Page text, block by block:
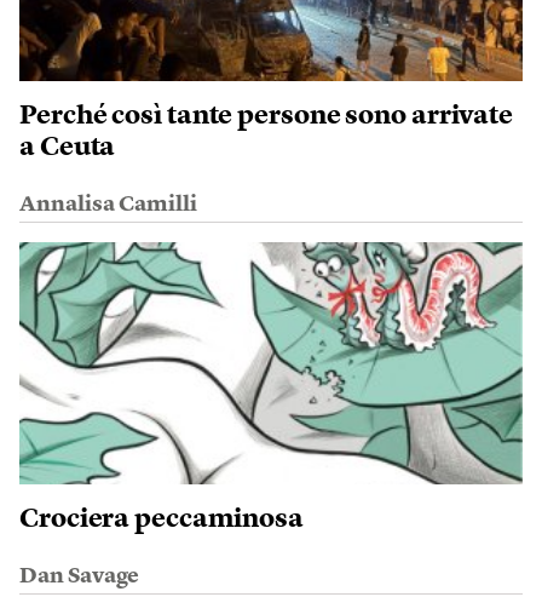
Perché così tante persone sono arrivate
a Ceuta
Annalisa Camilli
Crociera peccaminosa
Dan Savage